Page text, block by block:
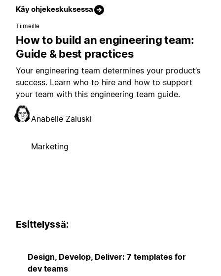
Käy ohjekeskuksessa
Tiimeille
How to build an engineering team:
Guide & best practices
Your engineering team determines your product’s
success. Learn who to hire and how to support
your team with this engineering team guide.
Anabelle Zaluski
Marketing
Esittelyssä:
Design, Develop, Deliver: 7 templates for
dev teams